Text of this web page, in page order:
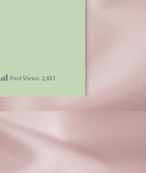
Post Views: 2,657